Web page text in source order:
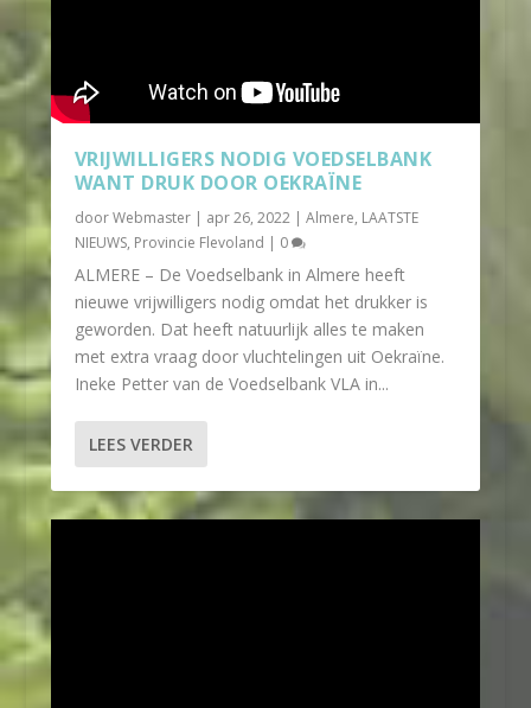
VRIJWILLIGERS NODIG VOEDSELBANK
WANT DRUK DOOR OEKRAÏNE
doorWebmaster| apr 26, 2022| Almere, LAATSTE
NIEUWS, Provincie Flevoland | 0
ALMERE – De Voedselbank in Almere heeft
nieuwe vrijwilligers nodig omdat het drukker is
geworden. Dat heeft natuurlijk alles te maken
met extra vraag door vluchtelingen uit Oekraïne.
Ineke Petter van de Voedselbank VLA in...
LEES VERDER